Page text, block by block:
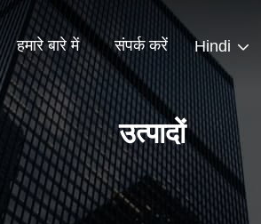
हमारे बारे में संपर्क करें Hindi
उत्पादों